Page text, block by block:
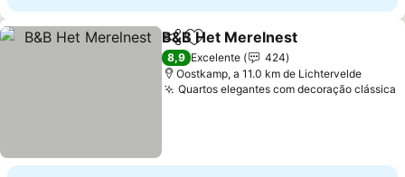
PartilharAdicionar aos favoritos
B&B Het Merelnest
8,9 Excelente
424
Oostkamp, a 11.0 km de Lichtervelde
Quartos elegantes com decoração clássica